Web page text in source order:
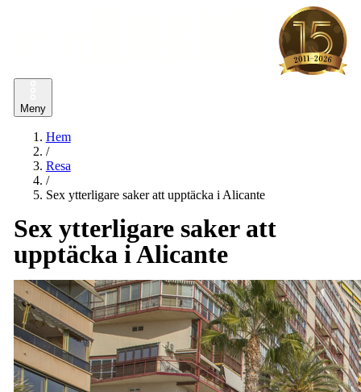
Meny
Hem
/
Resa
/
Sex ytterligare saker att upptäcka i Alicante
Sex ytterligare saker att
upptäcka i Alicante